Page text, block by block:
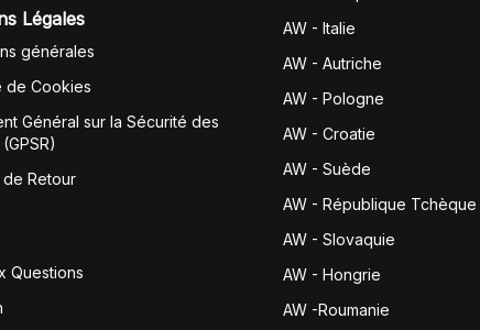
Légales
générales
de Cookies
Général sur la Sécurité des
Retour
Questions
AW - Italie
AW - Autriche
AW - Pologne
AW - Croatie
AW - Suède
AW - République Tchèque
AW - Slovaquie
AW - Hongrie
AW -Roumanie